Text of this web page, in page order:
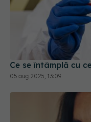
Ce se întâmplă cu
05 aug 2025, 13:09